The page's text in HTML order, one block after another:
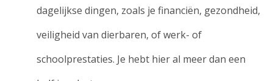
dagelijkse dingen, zoals je financiën, gezondheid,
veiligheid van dierbaren, of werk- of
schoolprestaties. Je hebt hier al meer dan een